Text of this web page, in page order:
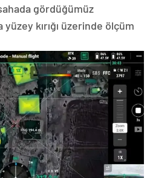
gördüğümüz
kırığı üzerinde ölçüm